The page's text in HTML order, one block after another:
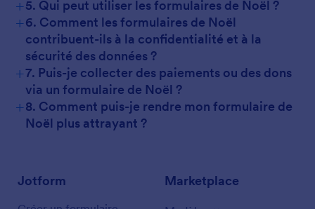
+5. Qui peut utiliser les formulaires de Noël ?
+6. Comment les formulaires de Noël
contribuent-ils à la confidentialité et à la
sécurité des données ?
+7. Puis-je collecter des paiements ou des dons
via un formulaire de Noël ?
+8. Comment puis-je rendre mon formulaire de
Noël plus attrayant ?
Jotform Marketplace